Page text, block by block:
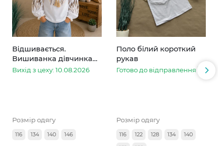
Відшивається.
Вишиванка дівчинка
колоски
Вихід з цеху: 10.08.2026
Розмір одягу
116 134 140 146
Поло білий короткий
рукав
Готово до відправлення
Розмір одягу
116 122 128 134
140